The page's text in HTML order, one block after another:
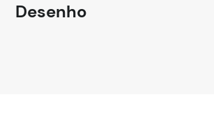
Desenho